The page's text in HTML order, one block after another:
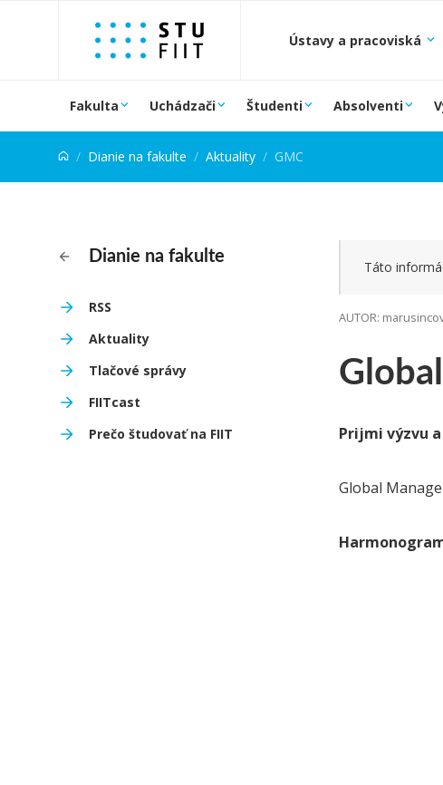
Prejsť na obsah
Ústavy a pracoviská
Fakulta Uchádzači Študenti Absolventi
Dianie na fakulte Aktuality GMC
Dianie na fakulte
RSS
Aktuality
Tlačové správy
FIITcast
Prečo študovať na FIIT
Táto
AUTOR:
Prijmi výzvu
Global